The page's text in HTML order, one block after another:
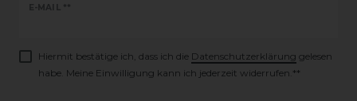
E-MAIL **
Newsletter
Hiermit bestätige ich, dass ich die Daten­schutz­erklärung gelesen
habe. Meine Einwilligung kann ich jederzeit widerrufen.**